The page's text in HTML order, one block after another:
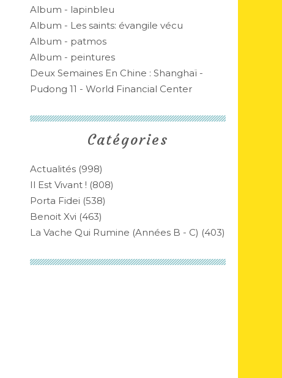
Catégories
Actualités (998)
Il Est Vivant ! (808)
Porta Fidei (538)
Benoit Xvi (463)
La Vache Qui Rumine (années B - C) (403)
Album - lapinbleu
Album - Les saints: évangile vécu
Album - patmos
Album - peintures
Deux Semaines En Chine : Shanghaï -
Pudong 11 - World Financial Center